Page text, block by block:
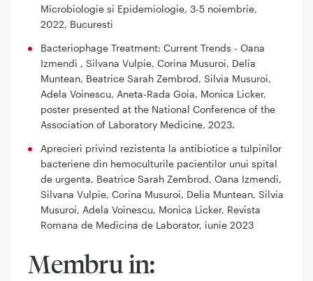
Microbiologie si Epidemiologie, 3-5 noiembrie,
2022, Bucuresti
Bacteriophage Treatment: Current Trends - Oana
Izmendi , Silvana Vulpie, Corina Musuroi, Delia
Muntean, Beatrice Sarah Zembrod, Silvia Musuroi,
Adela Voinescu, Aneta-Rada Goia, Monica Licker,
poster presented at the National Conference of the
Association of Laboratory Medicine, 2023.
Aprecieri privind rezistenta la antibiotice a tulpinilor
bacteriene din hemoculturile pacientilor unui spital
de urgenta, Beatrice Sarah Zembrod, Oana Izmendi,
Silvana Vulpie, Corina Musuroi, Delia Muntean, Silvia
Musuroi, Adela Voinescu, Monica Licker, Revista
Romana de Medicina de Laborator, iunie 2023
Membru in: